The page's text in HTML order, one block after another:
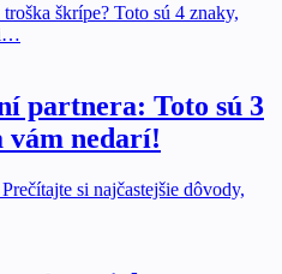
škrípe? Toto sú 4 znaky,
partnera: Toto sú 3
vám nedarí!
si najčastejšie dôvody,